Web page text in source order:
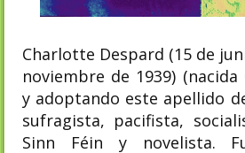
Charlotte Despard (15 de
noviembre de 1939)
y adoptando este apellido
sufragista, pacifista,
Sinn Féin y novelista.